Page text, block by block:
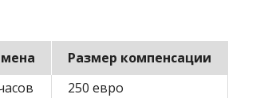
Размер компенсации
250 евро